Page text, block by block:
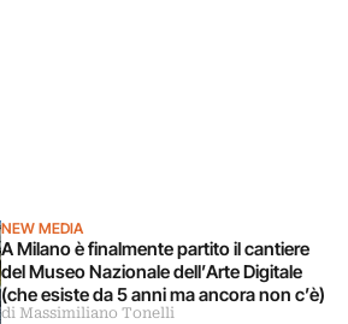
NEW MEDIA
A Milano è finalmente partito il cantiere
del Museo Nazionale dell’Arte Digitale
(che esiste da 5 anni ma ancora non c’è)
di Massimiliano Tonelli